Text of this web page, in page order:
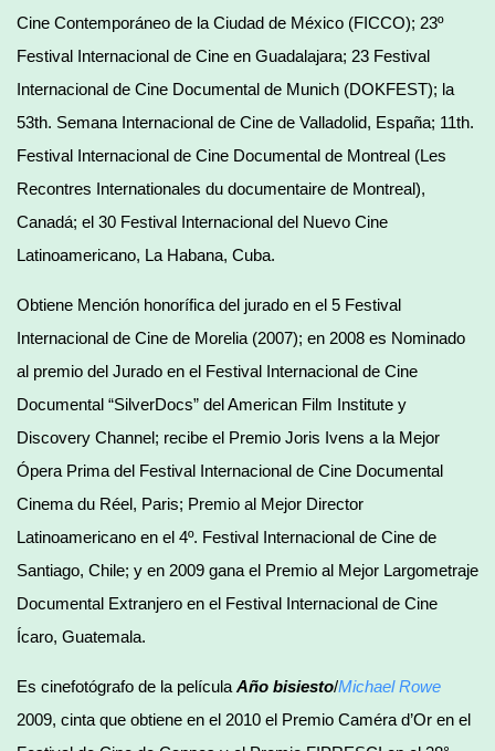
Cine Contemporáneo de la Ciudad de México (FICCO); 23º
Festival Internacional de Cine en Guadalajara; 23 Festival
Internacional de Cine Documental de Munich (DOKFEST); la
53th. Semana Internacional de Cine de Valladolid, España; 11th.
Festival Internacional de Cine Documental de Montreal (Les
Recontres Internationales du documentaire de Montreal),
Canadá; el 30 Festival Internacional del Nuevo Cine
Latinoamericano, La Habana, Cuba.
Obtiene Mención honorífica del jurado en el 5 Festival
Internacional de Cine de Morelia (2007); en 2008 es Nominado
al premio del Jurado en el Festival Internacional de Cine
Documental “SilverDocs” del American Film Institute y
Discovery Channel; recibe el Premio Joris Ivens a la Mejor
Ópera Prima del Festival Internacional de Cine Documental
Cinema du Réel, Paris; Premio al Mejor Director
Latinoamericano en el 4º. Festival Internacional de Cine de
Santiago, Chile; y en 2009 gana el Premio al Mejor Largometraje
Documental Extranjero en el Festival Internacional de Cine
Ícaro, Guatemala.
Es cinefotógrafo de la película Año bisiesto/Michael Rowe
2009, cinta que obtiene en el 2010 el Premio Caméra d’Or en el